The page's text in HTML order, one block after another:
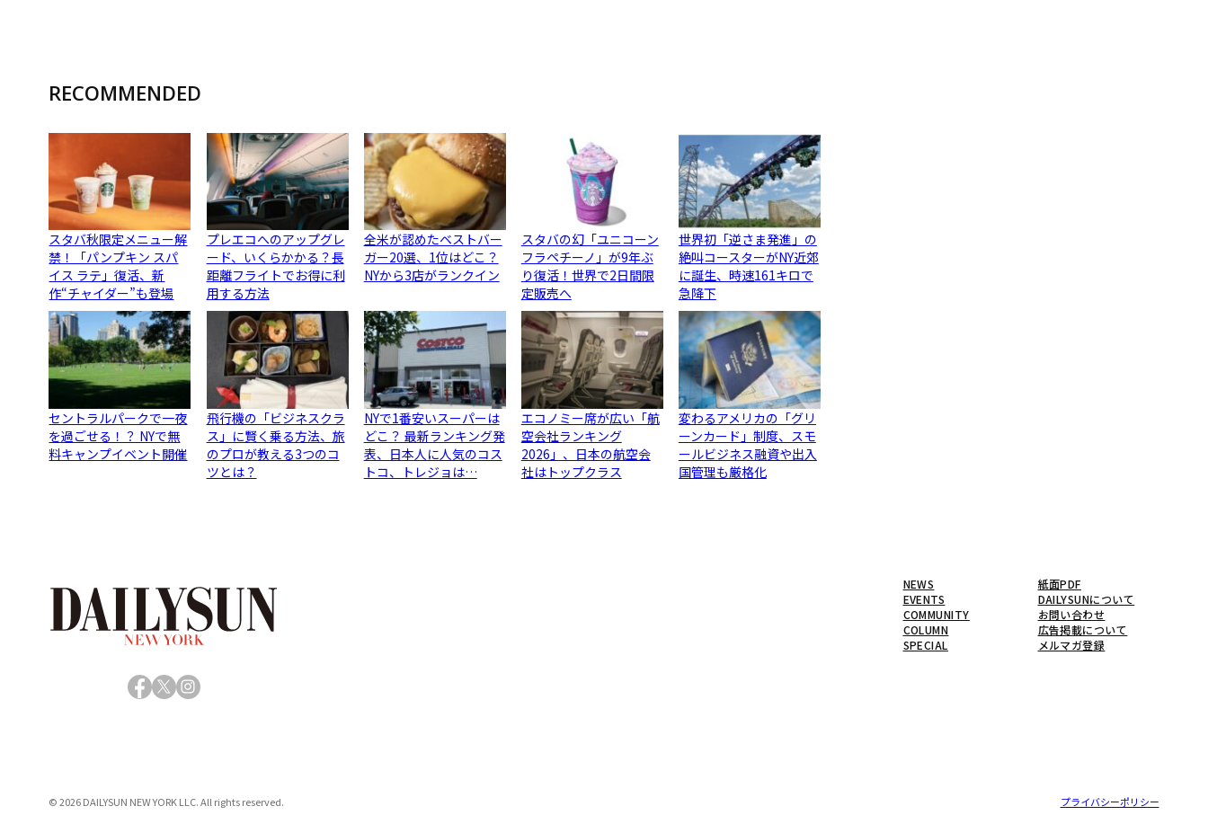
RECOMMENDED
スタバ秋限定メニュー解
禁！「パンプキン スパ
イス ラテ」復活、新
作“チャイダー”も登場
プレエコへのアップグレ
ード、いくらかかる？長
距離フライトでお得に利
用する方法
全米が認めたベストバー
ガー20選、1位はどこ？
NYから3店がランクイン
スタバの幻「ユニコーン
フラペチーノ」が9年ぶ
り復活！世界で2日間限
定販売へ
世界初「逆さま発進」の
絶叫コースターがNY近郊
に誕生、時速161キロで
急降下
セントラルパークで一夜
を過ごせる！？ NYで無
料キャンプイベント開催
飛行機の「ビジネスクラ
ス」に賢く乗る方法、旅
のプロが教える3つのコ
ツとは？
NYで1番安いスーパーは
どこ？ 最新ランキング発
表、日本人に人気のコス
トコ、トレジョは…
エコノミー席が広い「航
空会社ランキング
2026」、日本の航空会
社はトップクラス
変わるアメリカの「グリ
ーンカード」制度、スモ
ールビジネス融資や出入
国管理も厳格化
Facebook
X Instagram
NEWS
EVENTS
COMMUNITY
COLUMN
SPECIAL
紙面PDF
DAILYSUNについて
お問い合わせ
広告掲載について
メルマガ登録
© 2026 DAILYSUN NEW YORK LLC. All rights reserved. プライバシーポリシー